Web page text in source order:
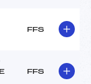
FFS
FFS